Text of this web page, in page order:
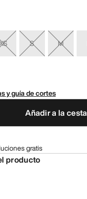
S M
y guía de cortes
Añadir a la cesta
gratis
producto